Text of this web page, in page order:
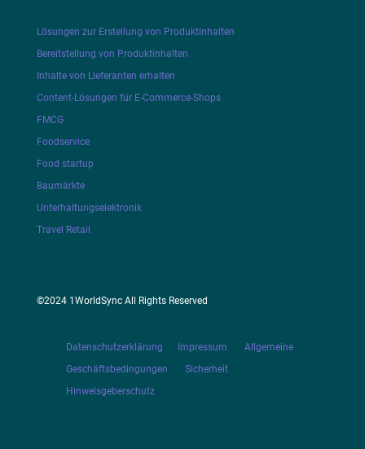
Lösungen zur Erstellung von Produktinhalten
Bereitstellung von Produktinhalten
Inhalte von Lieferanten erhalten
Content-Lösungen für E-Commerce-Shops
FMCG
Foodservice
Food startup
Baumärkte
Unterhaltungselektronik
Travel Retail
©2024 1WorldSync All Rights Reserved
Datenschutzerklärung Impressum
Allgemeine
Geschäftsbedingungen Sicherheit
Hinweisgeberschutz